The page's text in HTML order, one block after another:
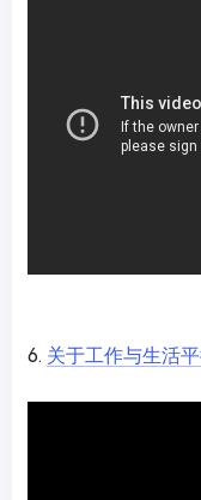
6. 关于工作与生活